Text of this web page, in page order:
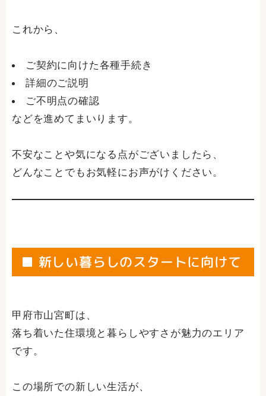
これから、
ご契約に向けた各種手続き
詳細のご説明
ご不明点の確認
などを進めてまいります。
不安なことや気になる点がございましたら、
どんなことでもお気軽にお声がけください。
■ 新しい暮らしのスタートに向けて
甲府市山宮町は、
落ち着いた住環境と暮らしやすさが魅力のエリア
です。
この場所での新しい生活が、